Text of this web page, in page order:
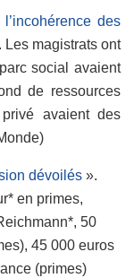
des
Les magistrats ont
social avaient
de ressources
avaient des
dévoilés ».
en primes,
50
45 000 euros
(primes)